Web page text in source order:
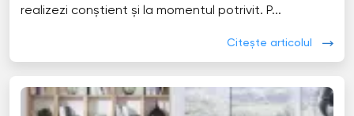
realizezi conștient și la momentul potrivit. P...
Citește articolul